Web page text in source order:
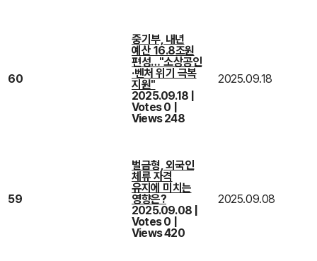
60
중기부, 내년
예산 16.8조원
편성…"소상공인
·벤처 위기 극복
지원"
2025.09.18
Votes 0
Views 248
2025.09.18
59
벌금형, 외국인
체류 자격
유지에 미치는
영향은?
2025.09.08
Votes 0
Views 420
2025.09.08